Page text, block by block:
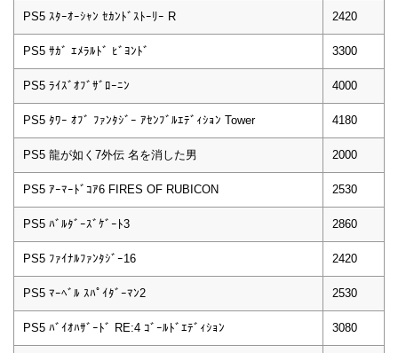
PS5 ｽﾀｰｵｰｼｬﾝ ｾｶﾝﾄﾞｽﾄｰﾘｰ R 2420
PS5 ｻｶﾞ ｴﾒﾗﾙﾄﾞ ﾋﾞﾖﾝﾄﾞ 3300
PS5 ﾗｲｽﾞｵﾌﾞｻﾞﾛｰﾆﾝ 4000
PS5 ﾀﾜｰ ｵﾌﾞ ﾌｧﾝﾀｼﾞｰ ｱｾﾝﾌﾞﾙｴﾃﾞｨｼｮﾝ Tower 4180
PS5 龍が如く7外伝 名を消した男 2000
PS5 ｱｰﾏｰﾄﾞｺｱ6 FIRES OF RUBICON 2530
PS5 ﾊﾞﾙﾀﾞｰｽﾞｹﾞｰﾄ3 2860
PS5 ﾌｧｲﾅﾙﾌｧﾝﾀｼﾞｰ16 2420
PS5 ﾏｰﾍﾞﾙ ｽﾊﾟｲﾀﾞｰﾏﾝ2 2530
PS5 ﾊﾞｲｵﾊｻﾞｰﾄﾞ RE:4 ｺﾞｰﾙﾄﾞｴﾃﾞｨｼｮﾝ 3080